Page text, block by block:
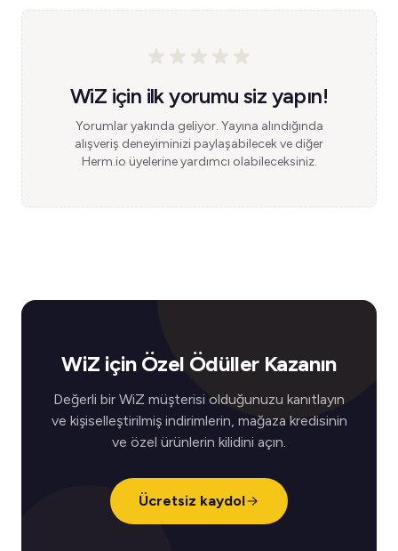
WiZ için ilk yorumu siz yapın!
Yorumlar yakında geliyor. Yayına alındığında
alışveriş deneyiminizi paylaşabilecek ve diğer
Herm.io üyelerine yardımcı olabileceksiniz.
WiZ için Özel Ödüller Kazanın
Değerli bir WiZ müşterisi olduğunuzu kanıtlayın
ve kişiselleştirilmiş indirimlerin, mağaza kredisinin
ve özel ürünlerin kilidini açın.
Ücretsiz kaydol